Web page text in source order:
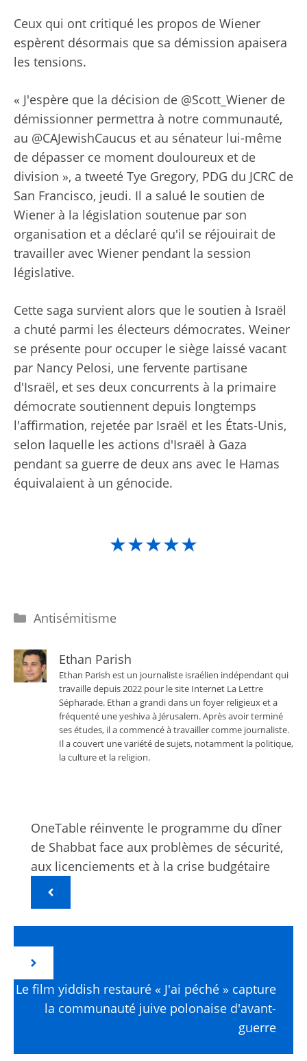
Ceux qui ont critiqué les propos de Wiener
espèrent désormais que sa démission apaisera
les tensions.
« J'espère que la décision de @Scott_Wiener de
démissionner permettra à notre communauté,
au @CAJewishCaucus et au sénateur lui-même
de dépasser ce moment douloureux et de
division », a tweeté Tye Gregory, PDG du JCRC de
San Francisco, jeudi. Il a salué le soutien de
Wiener à la législation soutenue par son
organisation et a déclaré qu'il se réjouirait de
travailler avec Wiener pendant la session
législative.
Cette saga survient alors que le soutien à Israël
a chuté parmi les électeurs démocrates. Weiner
se présente pour occuper le siège laissé vacant
par Nancy Pelosi, une fervente partisane
d'Israël, et ses deux concurrents à la primaire
démocrate soutiennent depuis longtemps
l'affirmation, rejetée par Israël et les États-Unis,
selon laquelle les actions d'Israël à Gaza
pendant sa guerre de deux ans avec le Hamas
équivalaient à un génocide.
★★★★★
Catégories
Antisémitisme
Ethan Parish
Ethan Parish est un journaliste israélien indépendant qui
travaille depuis 2022 pour le site Internet La Lettre
Sépharade. Ethan a grandi dans un foyer religieux et a
fréquenté une yeshiva à Jérusalem. Après avoir terminé
ses études, il a commencé à travailler comme journaliste.
Il a couvert une variété de sujets, notamment la politique,
la culture et la religion.
OneTable réinvente le programme du dîner
de Shabbat face aux problèmes de sécurité,
aux licenciements et à la crise budgétaire
Le film yiddish restauré « J'ai péché » capture
la communauté juive polonaise d'avant-
guerre